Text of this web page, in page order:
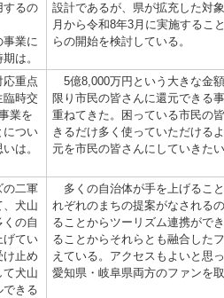
するの
業に
は。
設計であるが、県が拡充した対
月から令和8年3月に実施するこ
らの開始を検討している。
重点
臨時交
業を
につい
は。
5億8,000万円という大きな金
限り市民の皆さんに還元できる
重ねてきた。困っている市民の
きるだけ多く使っていただける
元を市民の皆さんにしていきた
二軍
、犬山
の自
げてい
け止め
て犬山
できる
多くの自治体が手を上げるこ
れぞれのまちの提案がなされる
ることからツーリズム連携がで
ることからそれらとも融合した
えている。アクセスもよいと思
愛知県・岐阜県両方のファンを